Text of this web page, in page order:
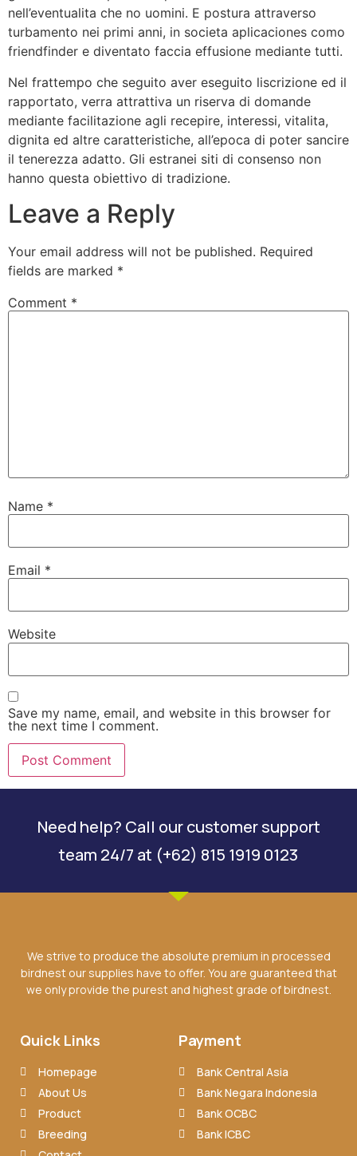
nell’eventualita che no uomini. E postura attraverso
turbamento nei primi anni, in societa aplicaciones como
friendfinder e diventato faccia effusione mediante tutti.
Nel frattempo che seguito aver eseguito liscrizione ed il
rapportato, verra attrattiva un riserva di domande
mediante facilitazione agli recepire, interessi, vitalita,
dignita ed altre caratteristiche, all’epoca di poter sancire
il tenerezza adatto. Gli estranei siti di consenso non
hanno questa obiettivo di tradizione.
Leave a Reply
Your email address will not be published. Required
fields are marked *
Comment *
Name *
Email *
Website
Save my name, email, and website in this browser for
the next time I comment.
Need help? Call our customer support
team 24/7 at (+62) 815 1919 0123
We strive to produce the absolute premium in processed
birdnest our supplies have to offer. You are guaranteed that
we only provide the purest and highest grade of birdnest.
Quick Links
Homepage
About Us
Product
Breeding
Payment
Bank Central Asia
Bank Negara Indonesia
Bank OCBC
Bank ICBC